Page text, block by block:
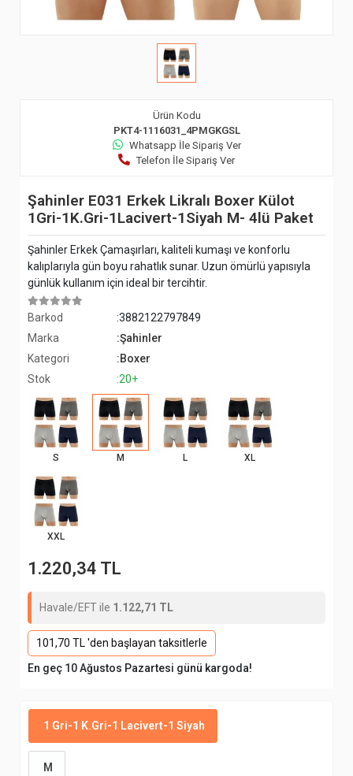
Ürün Kodu
PKT4-1116031_4PMGKGSL
Whatsapp İle Sipariş Ver
Telefon İle Sipariş Ver
Şahinler E031 Erkek Likralı Boxer Külot
1Gri-1K.Gri-1Lacivert-1Siyah M- 4lü Paket
Şahinler Erkek Çamaşırları, kaliteli kumaşı ve konforlu
kalıplarıyla gün boyu rahatlık sunar. Uzun ömürlü yapısıyla
günlük kullanım için ideal bir tercihtir.
Barkod
:3882122797849
Marka
:Şahinler
Kategori
:Boxer
Stok
:20+
S M L XL
XXL
1.220,34 TL
Havale/EFT ile 1.122,71 TL
101,70 TL 'den başlayan taksitlerle
En geç 10 Ağustos Pazartesi günü kargoda!
1 Gri-1 K.Gri-1 Lacivert-1 Siyah
M